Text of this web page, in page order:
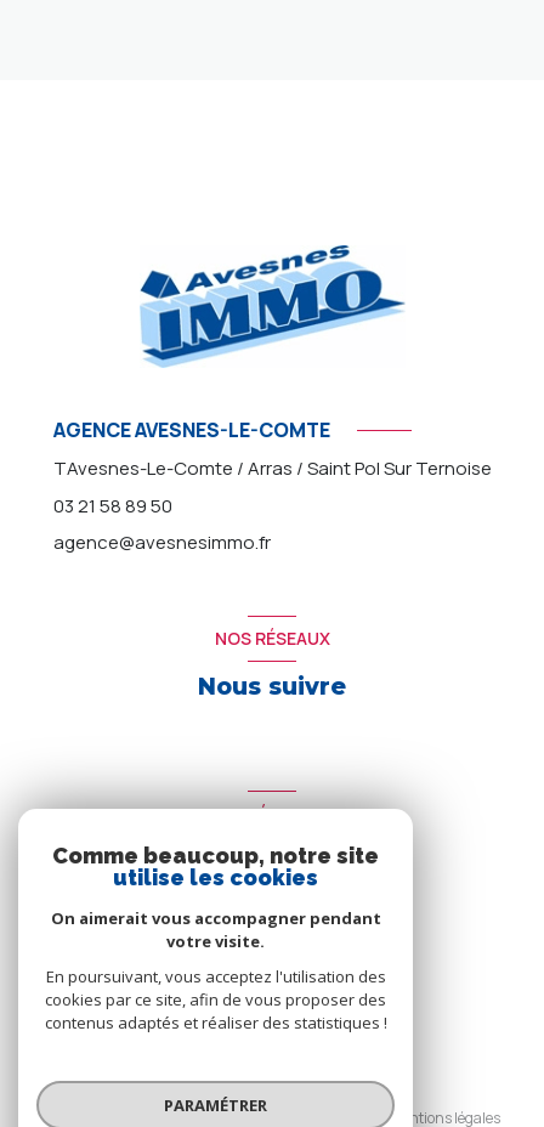
AGENCE AVESNES-LE-COMTE
TAvesnes-Le-Comte / Arras / Saint Pol Sur Ternoise
03 21 58 89 50
agence@avesnesimmo.fr
NOS RÉSEAUX
Nous suivre
ADHÉRENTS
Nous adhérons
© 2026 | Tous droits réservés
Nos honoraires
Nos partenaires Mentions légales
Comme beaucoup, notre site
utilise les cookies
On aimerait vous accompagner pendant
votre visite.
En poursuivant, vous acceptez l'utilisation des
cookies par ce site, afin de vous proposer des
contenus adaptés et réaliser des statistiques !
PARAMÉTRER